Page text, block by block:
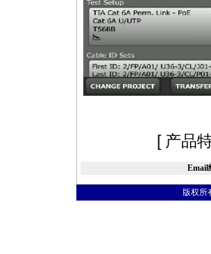
[ 产品
Email
版权